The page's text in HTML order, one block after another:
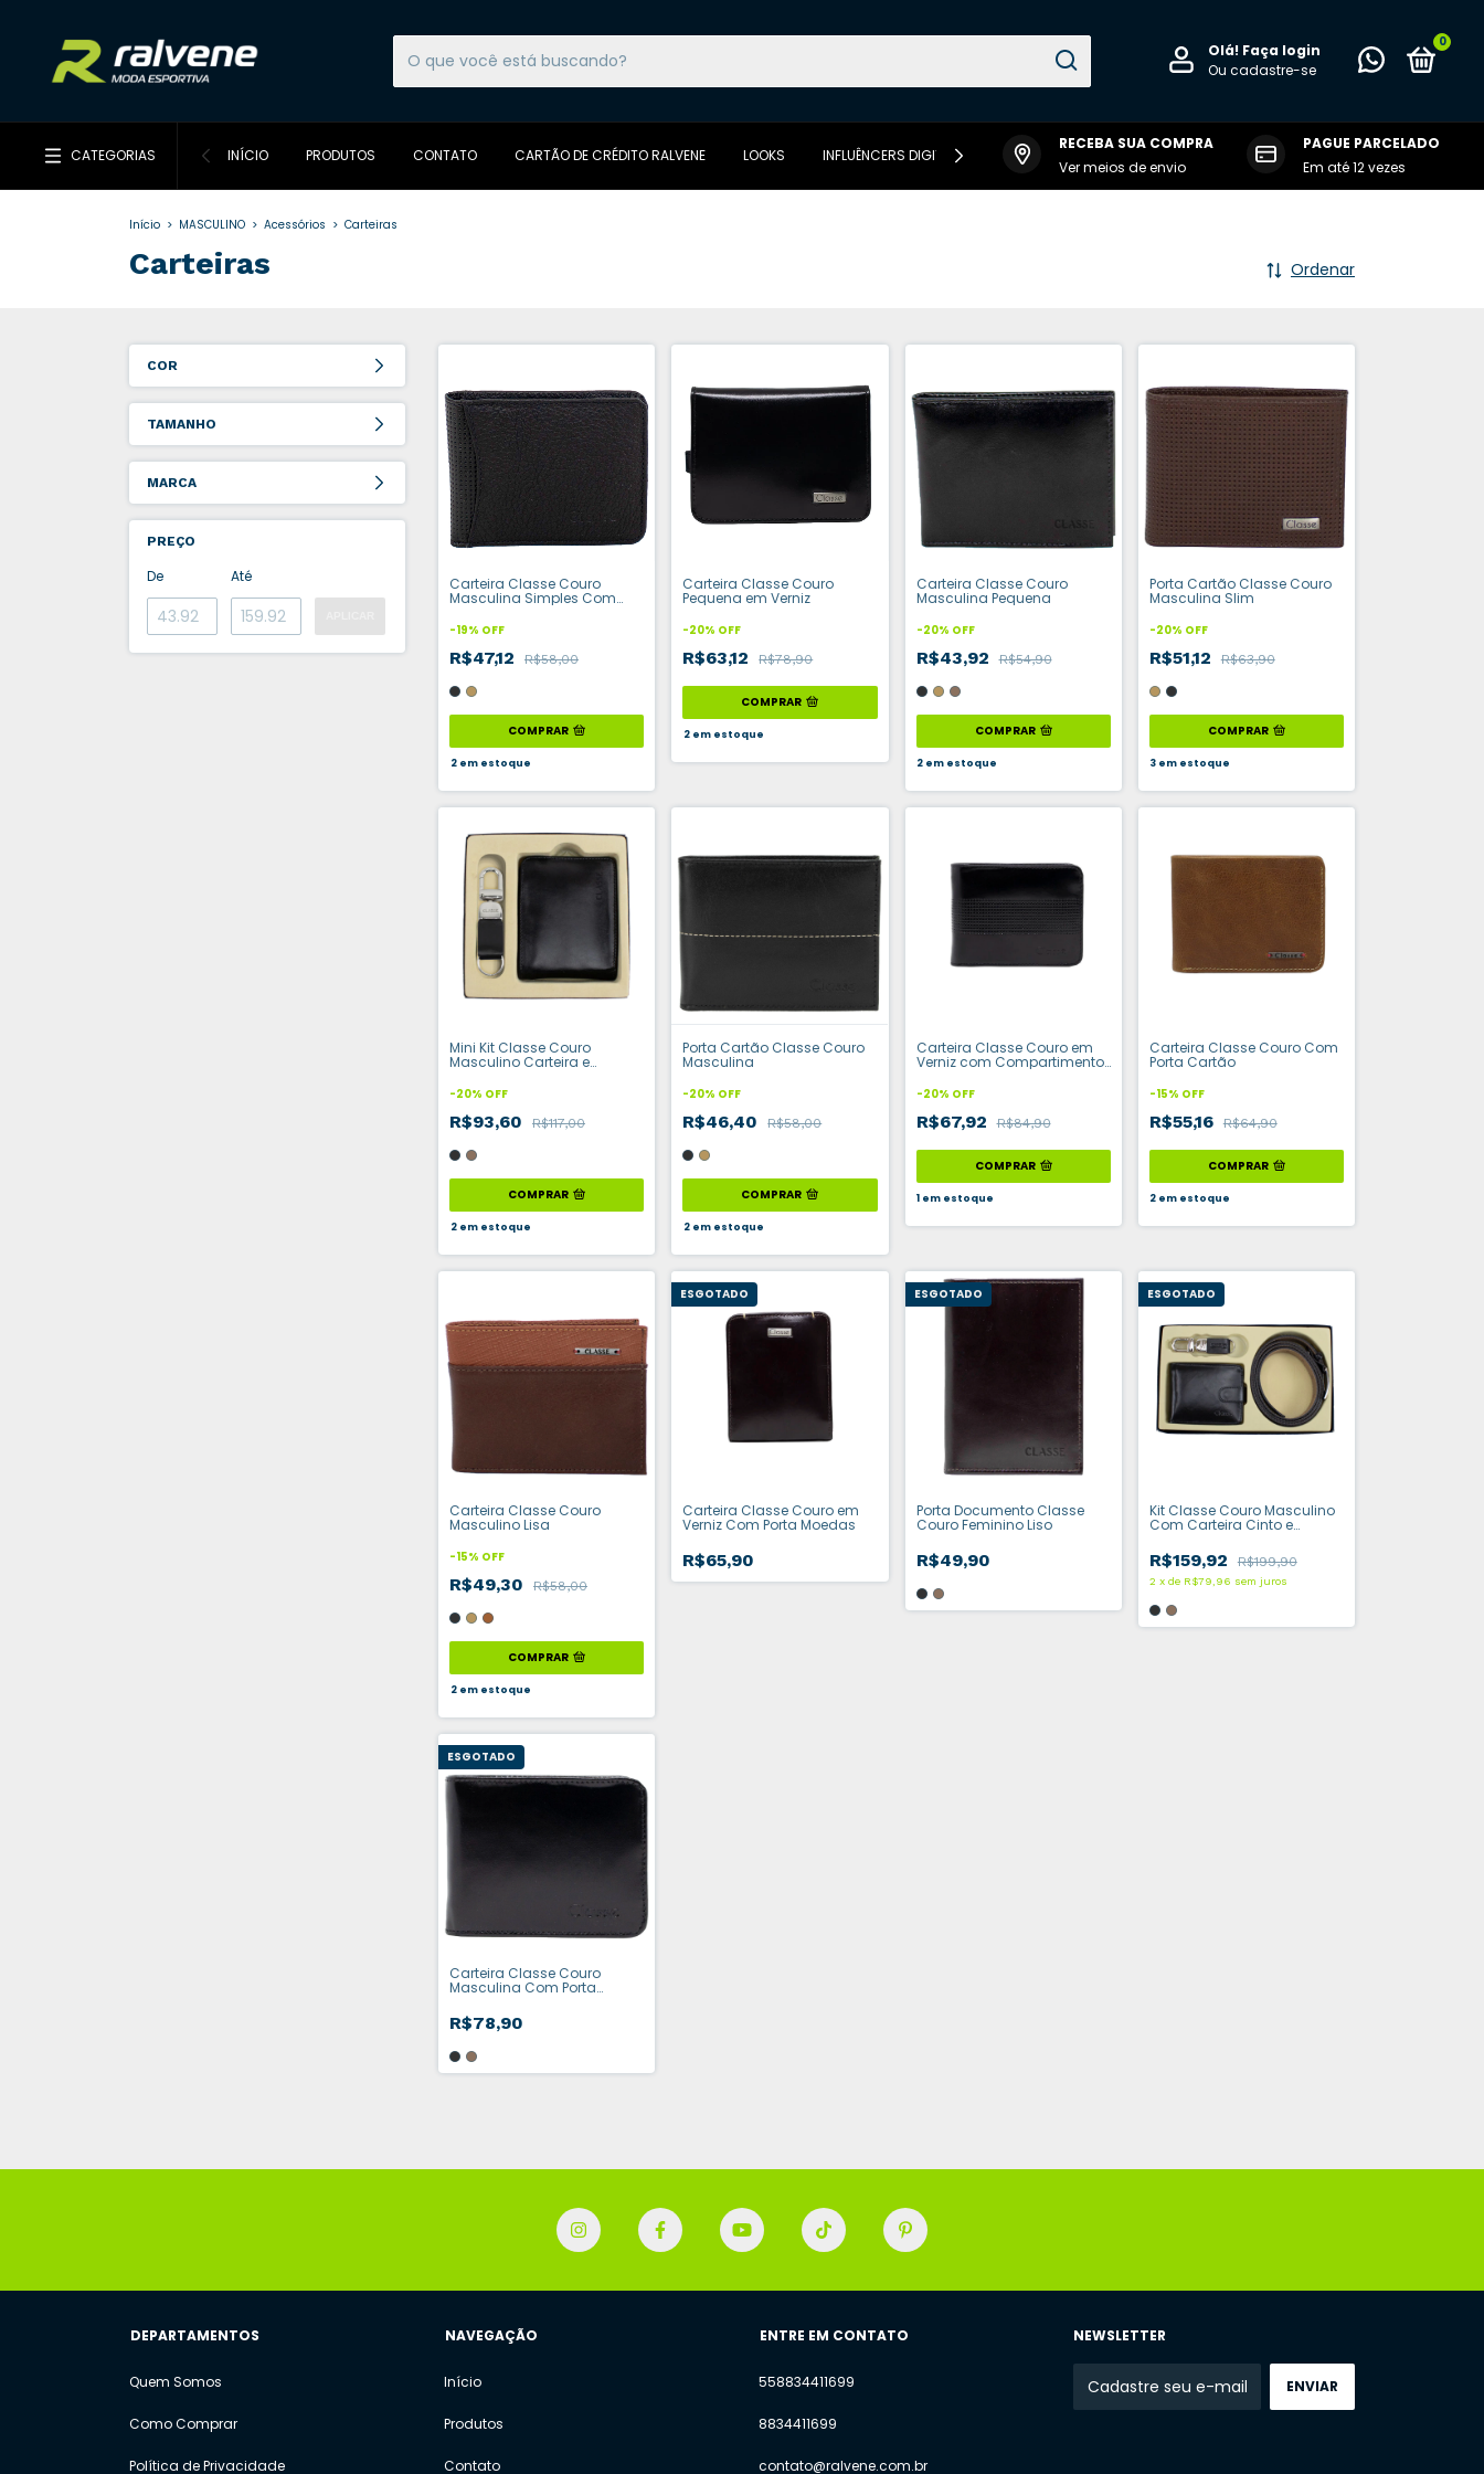
Olá! Faça login
Ou cadastre-se
0
CATEGORIAS INÍCIO PRODUTOS CONTATO CARTÃO DE CRÉDITO RALVENE LOOKS INFLUÊNCERS DIGITAIS DA RALVENE
RECEBA SUA COMPRA
Ver meios de envio
PAGUE PARCELADO
Em até 12 vezes
Início > MASCULINO > Acessórios > Carteiras
Carteiras Ordenar
COR
TAMANHO
MARCA
PREÇO
De Até Carteira Classe Couro
Masculina Simples Com
-19% OFF
R$47,12 R$58,00
COMPRAR
2em estoque
Carteira Classe Couro
Pequena em Verniz
-20% OFF
R$63,12 R$78,90
COMPRAR
2em estoque
Carteira Classe Couro
Masculina Pequena
-20% OFF
R$43,92 R$54,90
COMPRAR
2 em estoque
Porta Cartão Classe Couro
Masculina Slim
-20% OFF
R$51,12 R$63,90
COMPRAR
3 em estoque
Mini Kit Classe Couro
Masculino Carteira e
-20% OFF
R$93,60 R$117,00
COMPRAR
2em estoque
Porta Cartão Classe Couro
Masculina
-20% OFF
R$46,40 R$58,00
COMPRAR
2em estoque
Carteira Classe Couro em
Verniz com Compartimento
-20% OFF
R$67,92 R$84,90
COMPRAR
1 em estoque
Carteira Classe Couro Com
Porta Cartão
-15% OFF
R$55,16 R$64,90
COMPRAR
2 em estoque
Carteira Classe Couro
Masculino Lisa
-15% OFF
R$49,30 R$58,00
COMPRAR
2em estoque
ESGOTADO
Carteira Classe Couro em
Verniz Com Porta Moedas
R$65,90
ESGOTADO
Porta Documento Classe
Couro Feminino Liso
R$49,90
ESGOTADO
Kit Classe Couro Masculino
Com Carteira Cinto e
R$159,92 R$199,90
2 x de R$79,96 sem juros
ESGOTADO
Carteira Classe Couro
Masculina Com Porta
R$78,90
DEPARTAMENTOS
Quem Somos
Como Comprar
Política de Privacidade
NAVEGAÇÃO
Início
Produtos
Contato
ENTRE EM CONTATO
558834411699
8834411699
contato@ralvene.com.br
NEWSLETTER